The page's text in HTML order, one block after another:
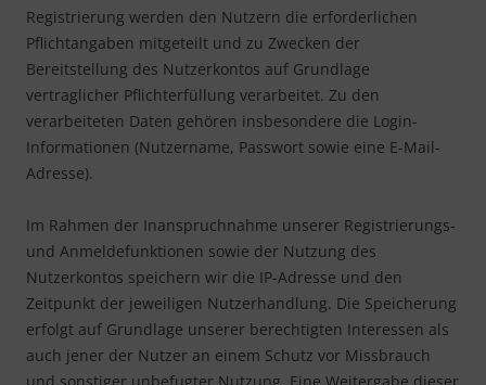
Registrierung werden den Nutzern die erforderlichen
Pflichtangaben mitgeteilt und zu Zwecken der
Bereitstellung des Nutzerkontos auf Grundlage
vertraglicher Pflichterfüllung verarbeitet. Zu den
verarbeiteten Daten gehören insbesondere die Login-
Informationen (Nutzername, Passwort sowie eine E-Mail-
Adresse).
Im Rahmen der Inanspruchnahme unserer Registrierungs-
und Anmeldefunktionen sowie der Nutzung des
Nutzerkontos speichern wir die IP-Adresse und den
Zeitpunkt der jeweiligen Nutzerhandlung. Die Speicherung
erfolgt auf Grundlage unserer berechtigten Interessen als
auch jener der Nutzer an einem Schutz vor Missbrauch